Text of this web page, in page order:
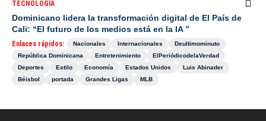
TECNOLOGÍA
Dominicano lidera la transformación digital de El País de
Cali: “El futuro de los medios está en la IA ”
Enlaces rápidos: Nacionales Internacionales
Deultimominuto
República Dominicana
Entretenimiento
ElPeriódicodelaVerdad
Deportes
Estilo Economía Estados Unidos
Luis Abinader
Béisbol
portada Grandes Ligas MLB